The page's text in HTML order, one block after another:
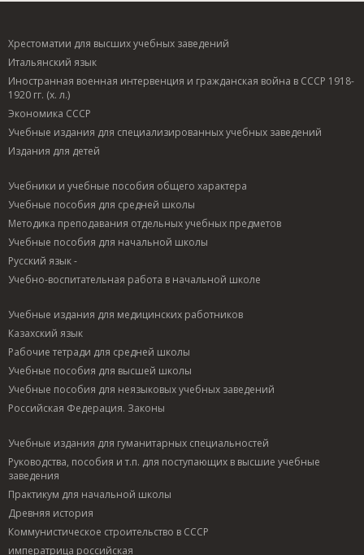
Хрестоматии для высших учебных заведений
Итальянский язык
Иностранная военная интервенция и гражданская война в СССР 1918-
1920 гг. (х. л.)
Экономика СССР
Учебные издания для специализированных учебных заведений
Издания для детей
Учебники и учебные пособия общего характера
Учебные пособия для средней школы
Методика преподавания отдельных учебных предметов
Учебные пособия для начальной школы
Русский язык -
Учебно-воспитательная работа в начальной школе
Учебные издания для медицинских работников
Казахский язык
Рабочие тетради для средней школы
Учебные пособия для высшей школы
Учебные пособия для неязыковых учебных заведений
Российская Федерация. Законы
Учебные издания для гуманитарных специальностей
Руководства, пособия и т.п. для поступающих в высшие учебные
заведения
Практикум для начальной школы
Древняя история
Коммунистическое строительство в СССР
императрица российская